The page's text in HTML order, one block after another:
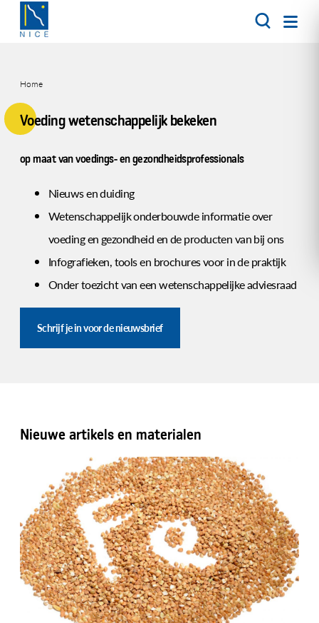
Overslaan
naar
gaanKruimelpad
Home
Voeding wetenschappelijk bekeken
op maat van voedings- en gezondheidsprofessionals
Nieuws en duiding
Wetenschappelijk onderbouwde informatie over
voeding en gezondheid en de producten van bij ons
Infografieken, tools en brochures voor in de praktijk
Onder toezicht van een wetenschappelijke adviesraad
Schrijf je in voor de nieuwsbrief
Nieuwe artikels en materialen